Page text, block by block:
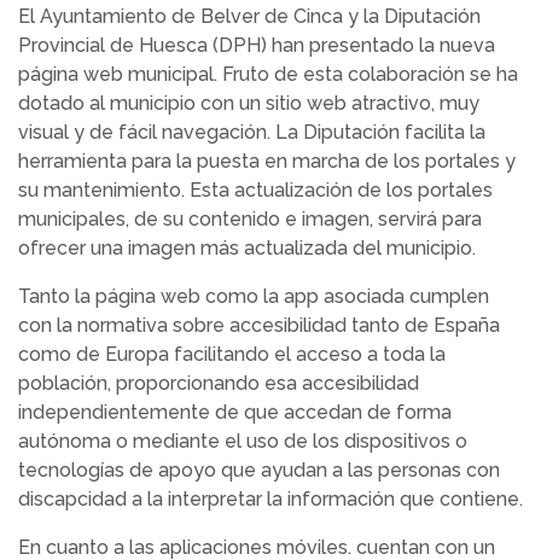
El Ayuntamiento de Belver de Cinca y la Diputación
Provincial de Huesca (DPH) han presentado la nueva
página web municipal. Fruto de esta colaboración se ha
dotado al municipio con un sitio web atractivo, muy
visual y de fácil navegación. La Diputación facilita la
herramienta para la puesta en marcha de los portales y
su mantenimiento. Esta actualización de los portales
municipales, de su contenido e imagen, servirá para
ofrecer una imagen más actualizada del municipio.
Tanto la página web como la app asociada cumplen
con la normativa sobre accesibilidad tanto de España
como de Europa facilitando el acceso a toda la
población, proporcionando esa accesibilidad
independientemente de que accedan de forma
autónoma o mediante el uso de los dispositivos o
tecnologías de apoyo que ayudan a las personas con
discapcidad a la interpretar la información que contiene.
En cuanto a las aplicaciones móviles. cuentan con un